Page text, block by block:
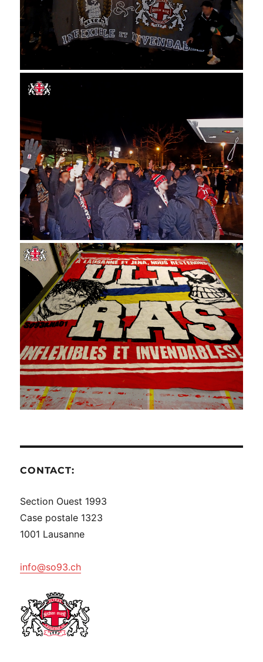
CONTACT:
Section Ouest 1993
Case postale 1323
1001 Lausanne
info@so93.ch